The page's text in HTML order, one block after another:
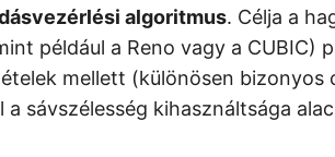
algoritmus. Célja a
például a Reno vagy a CUBIC)
mellett (különösen bizonyos
sávszélesség kihasználtsága